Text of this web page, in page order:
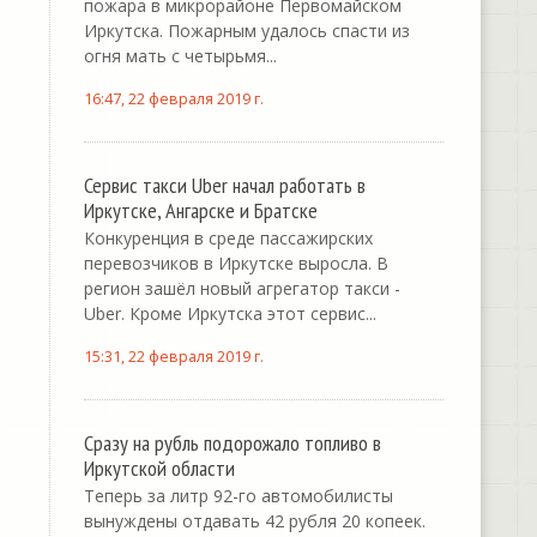
пожара в микрорайоне Первомайском
Иркутска. Пожарным удалось спасти из
огня мать с четырьмя...
16:47, 22 февраля 2019 г.
Сервис такси Uber начал работать в
Иркутске, Ангарске и Братске
Конкуренция в среде пассажирских
перевозчиков в Иркутске выросла. В
регион зашёл новый агрегатор такси -
Uber. Кроме Иркутска этот сервис...
15:31, 22 февраля 2019 г.
Сразу на рубль подорожало топливо в
Иркутской области
Теперь за литр 92-го автомобилисты
вынуждены отдавать 42 рубля 20 копеек.